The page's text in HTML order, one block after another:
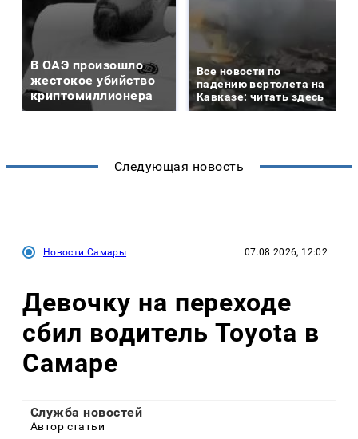
В ОАЭ произошло
жестокое убийство
криптомиллионера
Все новости по
падению вертолета на
Кавказе: читать здесь
Следующая новость
Новости Самары 07.08.2026, 12:02
Девочку на переходе
сбил водитель Toyota в
Самаре
Служба новостей
Автор статьи